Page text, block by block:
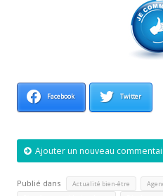
Facebook Twitter
Ajouter un nouveau
Publié dans Actualité bien-être